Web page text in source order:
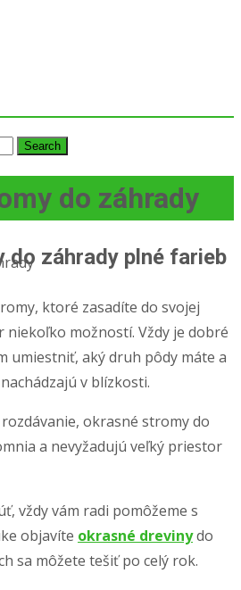
do záhrady
do záhrady plné farieb
ktoré zasadíte do svojej
niekoľko možností. Vždy je dobré
umiestniť, aký druh pôdy máte a
v blízkosti.
okrasné stromy do
a nevyžadujú veľký priestor
vždy vám radi pomôžeme s
objavíte okrasné drevinydo
sa môžete tešiť po celý rok.